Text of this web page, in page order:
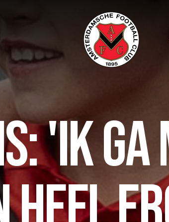
'IK GA